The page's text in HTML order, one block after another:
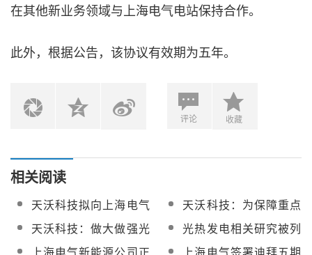
在其他新业务领域与上海电气电站保持合作。
此外，根据公告，该协议有效期为五年。
评论 收藏
相关阅读
天沃科技拟向上海电气
定增募资不超12亿元 用
于补充流动资金
天沃科技：为保障重点
领域发展 拟公开挂牌转
让澄杨机电100%股权
天沃科技：做大做强光
热发电业务，持续推进
光热发电相关研究被列
入《国家能源局2020年